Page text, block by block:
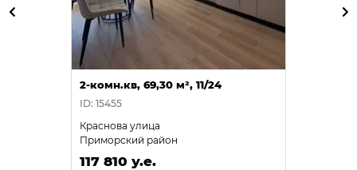
2-комн.кв, 69,30 м², 11/24
ID: 15455
Краснова улица
Приморский район
117 810 у.е.